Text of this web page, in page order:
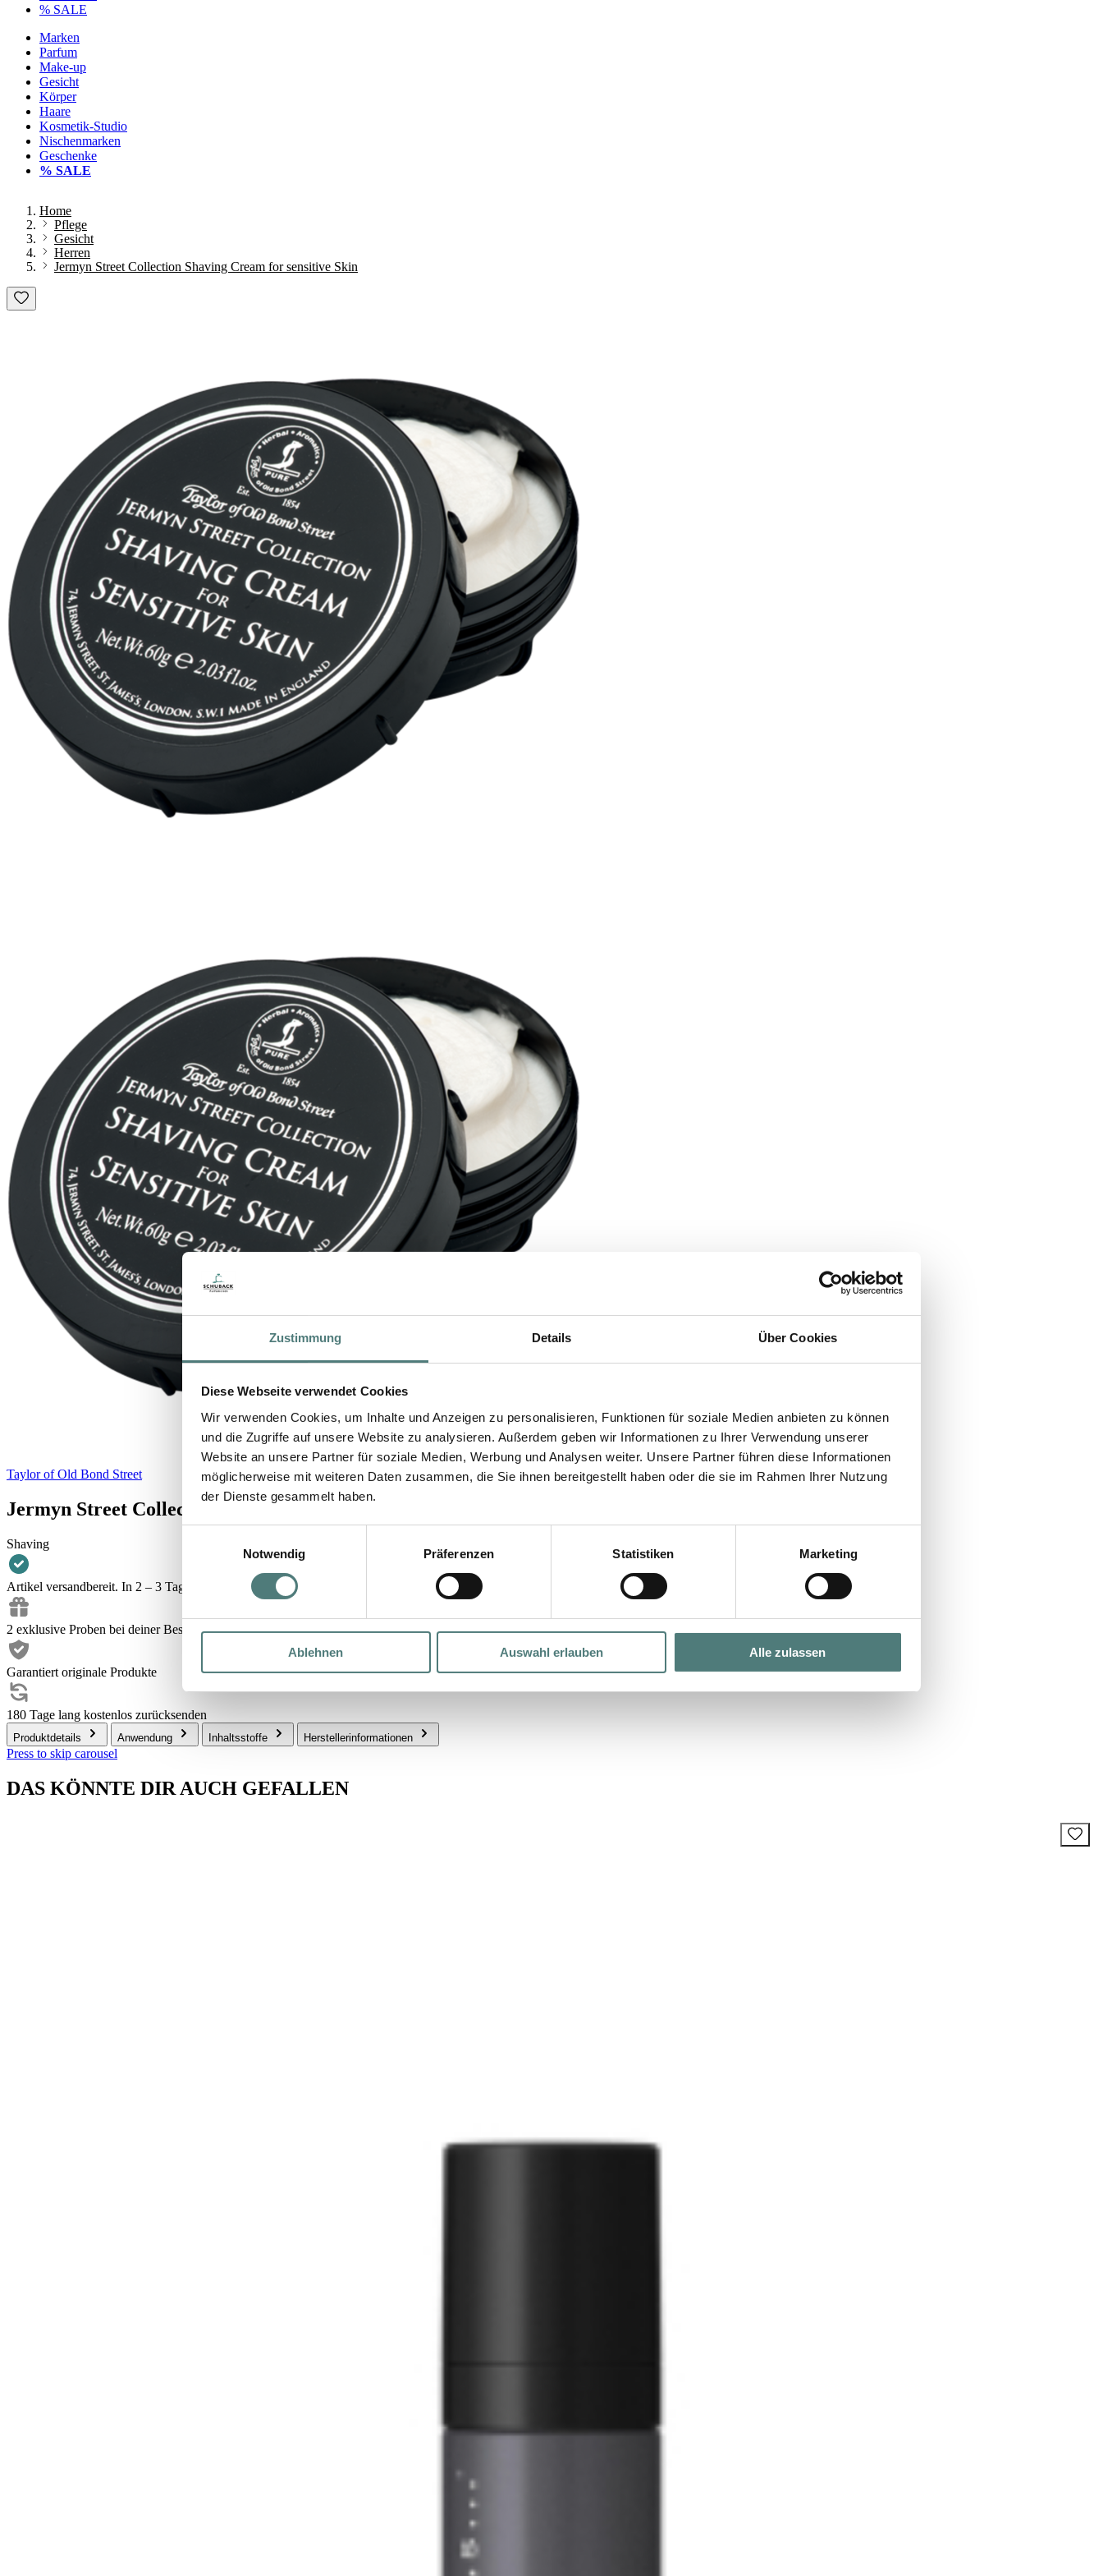
Zustimmung Details Über Cookies
Diese Webseite verwendet Cookies
Wir verwenden Cookies, um Inhalte und Anzeigen zu personalisieren, Funktionen für soziale Medien anbieten zu können
und die Zugriffe auf unsere Website zu analysieren. Außerdem geben wir Informationen zu Ihrer Verwendung unserer
Website an unsere Partner für soziale Medien, Werbung und Analysen weiter. Unsere Partner führen diese Informationen
möglicherweise mit weiteren Daten zusammen, die Sie ihnen bereitgestellt haben oder die sie im Rahmen Ihrer Nutzung
der Dienste gesammelt haben.
Notwendig
Präferenzen Statistiken Marketing
Ablehnen Auswahl erlauben Alle zulassen
% SALE
Marken
Parfum
Make-up
Gesicht
Körper
Haare
Kosmetik-Studio
Nischenmarken
Geschenke
% SALE
Home
Pflege
Gesicht
Herren
Jermyn Street Collection Shaving Cream for sensitive Skin
Taylor of Old Bond Street
Jermyn Street Collection Shaving Cream for sensitive Skin
Shaving
Artikel versandbereit. In 2 – 3 Tagen bei dir.
2 exklusive Proben bei deiner Bestellung
Garantiert originale Produkte
180 Tage lang kostenlos zurücksenden
Produktdetails Anwendung Inhaltsstoffe Herstellerinformationen
Press to skip carousel
DAS KÖNNTE DIR AUCH GEFALLEN